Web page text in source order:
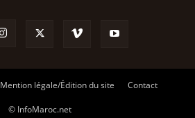
Mention légale/Édition du site Contact
© InfoMaroc.net